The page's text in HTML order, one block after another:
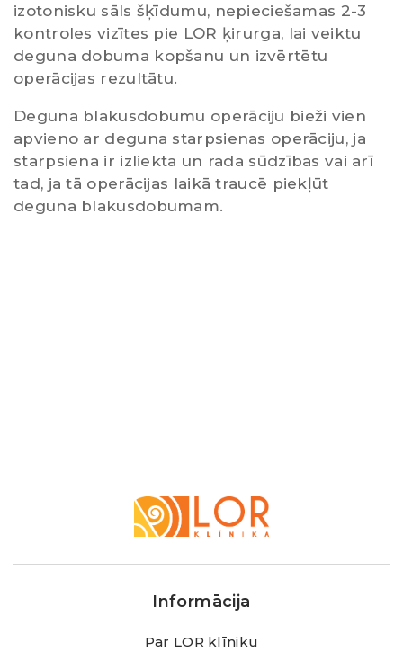
izotonisku sāls šķīdumu, nepieciešamas 2-3
kontroles vizītes pie LOR ķirurga, lai veiktu
deguna dobuma kopšanu un izvērtētu
operācijas rezultātu.
Deguna blakusdobumu operāciju bieži vien
apvieno ar deguna starpsienas operāciju, ja
starpsiena ir izliekta un rada sūdzības vai arī
tad, ja tā operācijas laikā traucē piekļūt
deguna blakusdobumam.
Klīnika
Informācija
Par LOR klīniku